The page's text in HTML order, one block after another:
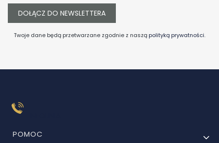
DOŁĄCZ DO NEWSLETTERA
Twoje dane będą przetwarzane zgodnie z naszą polityką prywatności.
Linki w stopce
POMOC